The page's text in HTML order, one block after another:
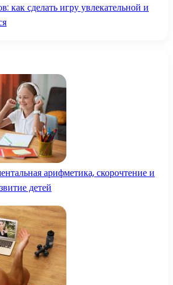
как сделать игру увлекательной и
арифметика, скорочтение и
детей